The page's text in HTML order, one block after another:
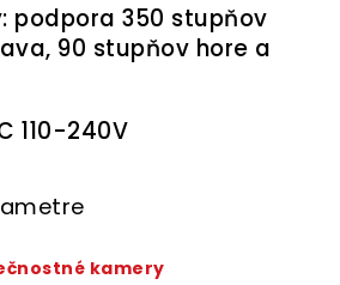
podpora 350 stupňov
90 stupňov hore a
110-240V
kamery